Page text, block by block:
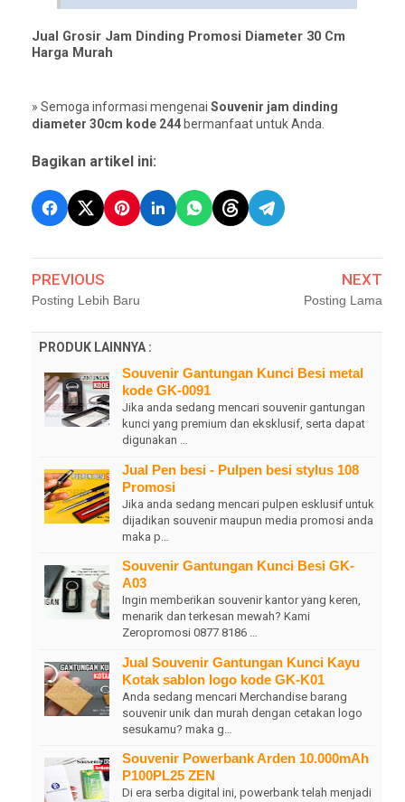
Jual Grosir Jam Dinding Promosi Diameter 30 Cm
Harga Murah
» Semoga informasi mengenai Souvenir jam dinding
diameter 30cm kode 244 bermanfaat untuk Anda.
Bagikan artikel ini:
PREVIOUS
Posting Lebih Baru
NEXT
Posting Lama
PRODUK LAINNYA :
Souvenir Gantungan Kunci Besi metal
kode GK-0091
Jika anda sedang mencari souvenir gantungan
kunci yang premium dan eksklusif, serta dapat
digunakan …
Jual Pen besi - Pulpen besi stylus 108
Promosi
Jika anda sedang mencari pulpen esklusif untuk
dijadikan souvenir maupun media promosi anda
maka p…
Souvenir Gantungan Kunci Besi GK-
A03
Ingin memberikan souvenir kantor yang keren,
menarik dan terkesan mewah? Kami
Zeropromosi 0877 8186 …
Jual Souvenir Gantungan Kunci Kayu
Kotak sablon logo kode GK-K01
Anda sedang mencari Merchandise barang
souvenir unik dan murah dengan cetakan logo
sesukamu? maka g…
Souvenir Powerbank Arden 10.000mAh
P100PL25 ZEN
Di era serba digital ini, powerbank telah menjadi